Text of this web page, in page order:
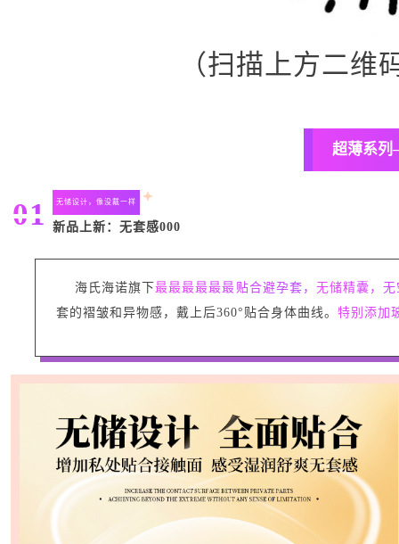
（扫描上方二维
超薄系
01 无储设计，像没戴一样
新品上新：无套感000
海氏海诺旗下最最最最最最贴合避孕套， 无储精囊，
套的褶皱和异物感，戴上后360°贴合身体曲线。 特别添加